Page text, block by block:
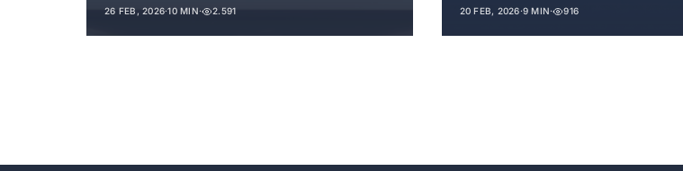
26 FEB, 2026·10 MIN· 2.591 20 FEB, 2026·9 MIN· 916